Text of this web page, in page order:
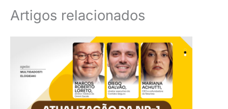
Artigos relacionados